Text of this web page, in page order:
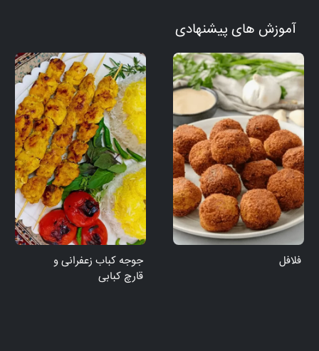
آموزش های پیشنهادی
فلافل
جوجه کباب زعفرانی و
قارچ کبابی